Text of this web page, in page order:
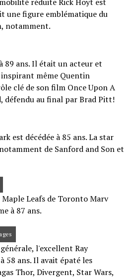
une figure emblématique du
notamment.
89 ans. Il était un acteur et
inspirant même Quentin
clé de son film Once Upon A
défendu au final par Brad Pitt!
est décédée à 85 ans. La star
de Sanford and Son et
Leafs de Toronto Marv
à 87 ans.
l'excellent Ray
58 ans. Il avait épaté les
Thor, Divergent, Star Wars,